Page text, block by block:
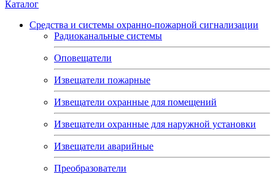
Каталог
Средства и системы охранно-пожарной сигнализации
Радиоканальные системы
Оповещатели
Извещатели пожарные
Извещатели охранные для помещений
Извещатели охранные для наружной установки
Извещатели аварийные
Преобразователи